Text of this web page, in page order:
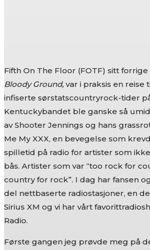
Fifth On The Floor (FOTF) sitt
Bloody Ground, var i praksis en
infiserte sørstatscountryrock-tider
Kentuckybandet ble ganske så
av Shooter Jennings og hans
Me My XXX, en bevegelse som
spilletid på radio for artister som
bås. Artister som var “too rock for
country for rock”. I dag har fansen
del nettbaserte radiostasjoner, en
Sirius XM og vi har vårt
Radio.
Første gangen jeg prøvde meg på